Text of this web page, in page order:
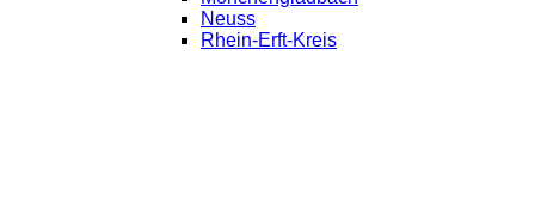
Neuss
Rhein-Erft-Kreis